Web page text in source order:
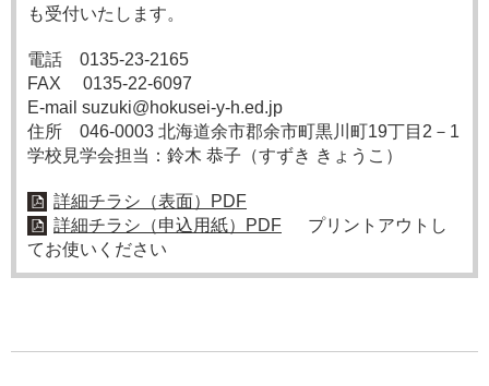
も受付いたします。
電話 0135-23-2165
FAX 0135-22-6097
E-mail suzuki@hokusei-y-h.ed.jp
住所 046-0003 北海道余市郡余市町黒川町19丁目2－1
学校見学会担当：鈴木 恭子（すずき きょうこ）
詳細チラシ（表面）PDF
詳細チラシ（申込用紙）PDF
プリントアウトし
てお使いください